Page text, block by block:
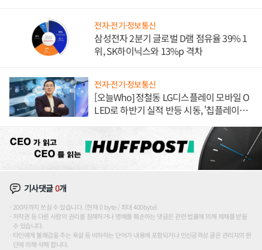
전자·전기·정보통신
삼성전자 2분기 글로벌 D램 점유율 39% 1
위, SK하이닉스와 13%p 격차
전자·전기·정보통신
[오늘Who] 정철동 LG디스플레이 모바일 O
LED로 하반기 실적 반등 시동, '칩플레이
기사댓글0개
200자까지 쓰실 수 있습니다. (현재 0 byte / 최대 400byte)
저작권 등 다른 사람의 권리를 침해하거나 명예를 훼손하는 댓글은 관련 법률에 의해 제재를 받을
수 있습니다.
타인에게 불쾌감을 주는 욕설 등 비하하는 단어가 내용에 포함되거나 인신공격성 글은 관리자의 판
단에 의해 삭제 합니다.